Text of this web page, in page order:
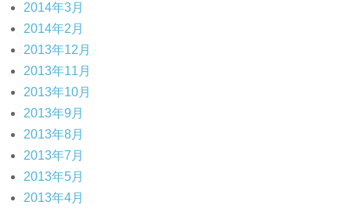
2014年3月
2014年2月
2013年12月
2013年11月
2013年10月
2013年9月
2013年8月
2013年7月
2013年5月
2013年4月